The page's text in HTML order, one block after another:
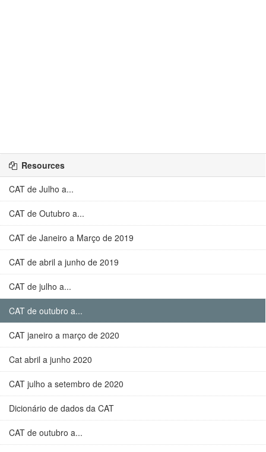
Resources
CAT de Julho a...
CAT de Outubro a...
CAT de Janeiro a Março de 2019
CAT de abril a junho de 2019
CAT de julho a...
CAT de outubro a...
CAT janeiro a março de 2020
Cat abril a junho 2020
CAT julho a setembro de 2020
Dicionário de dados da CAT
CAT de outubro a...